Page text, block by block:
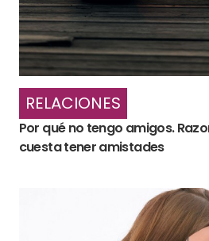
RELACIONES
Por qué no tengo amigos.
cuesta tener amistades